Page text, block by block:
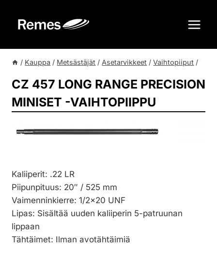
sisältöön
/ Kauppa / Metsästäjät / Asetarvikkeet / Vaihtopiiput /
CZ 457 LONG RANGE PRECISION
MINISET -VAIHTOPIIPPU
Kaliiperit: .22 LR
Piipunpituus: 20″ / 525 mm
Vaimenninkierre: 1/2×20 UNF
Lipas: Sisältää uuden kaliiperin 5-patruunan
lippaan
Tähtäimet: Ilman avotähtäimiä